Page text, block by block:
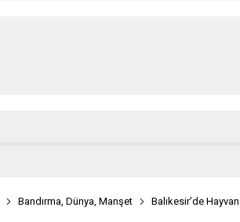
Bandırma, Dünya, Manşet Balıkesir’de